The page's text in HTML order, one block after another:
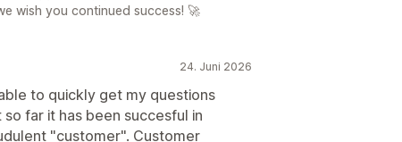
wish you continued success! 🚀
24. Juni 2026
to quickly get my questions
far it has been succesful in
"customer". Customer